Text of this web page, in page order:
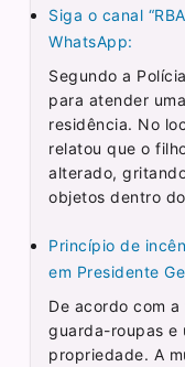
Siga o canal
WhatsApp:
Segundo a
para atender
residência. No
relatou que o
alterado,
objetos dentro
Princípio de
em Presidente
De acordo com
guarda-roupas e
propriedade. A